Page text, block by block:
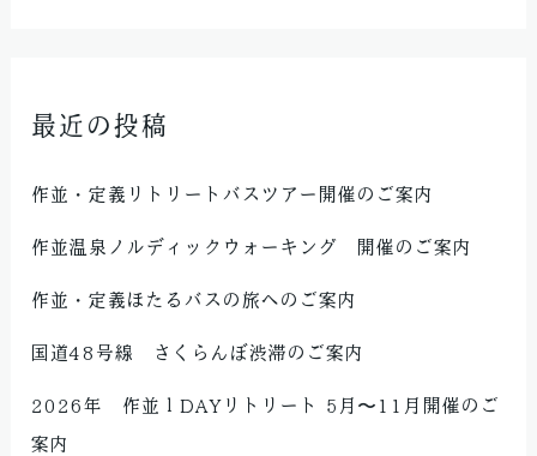
最近の投稿
作並・定義リトリートバスツアー開催のご案内
作並温泉ノルディックウォーキング 開催のご案内
作並・定義ほたるバスの旅へのご案内
国道48号線 さくらんぼ渋滞のご案内
2026年 作並１DAYリトリート 5月〜11月開催のご
案内